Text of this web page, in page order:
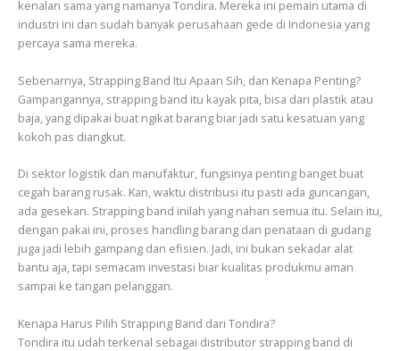
kenalan sama yang namanya Tondira. Mereka ini pemain utama di
industri ini dan sudah banyak perusahaan gede di Indonesia yang
percaya sama mereka.
Sebenarnya, Strapping Band Itu Apaan Sih, dan Kenapa Penting?
Gampangannya, strapping band itu kayak pita, bisa dari plastik atau
baja, yang dipakai buat ngikat barang biar jadi satu kesatuan yang
kokoh pas diangkut.
Di sektor logistik dan manufaktur, fungsinya penting banget buat
cegah barang rusak. Kan, waktu distribusi itu pasti ada guncangan,
ada gesekan. Strapping band inilah yang nahan semua itu. Selain itu,
dengan pakai ini, proses handling barang dan penataan di gudang
juga jadi lebih gampang dan efisien. Jadi, ini bukan sekadar alat
bantu aja, tapi semacam investasi biar kualitas produkmu aman
sampai ke tangan pelanggan.
Kenapa Harus Pilih Strapping Band dari Tondira?
Tondira itu udah terkenal sebagai distributor strapping band di